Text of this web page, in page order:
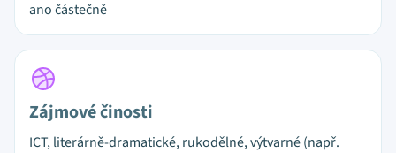
ano částečně
Zájmové činosti
ICT, literárně-dramatické, rukodělné, výtvarné (např.